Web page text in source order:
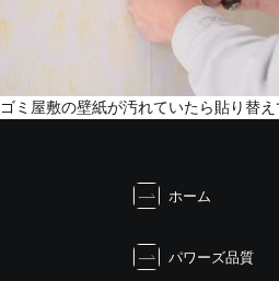
投
ゴミ屋敷の壁紙が汚れていたら貼り替え
ホーム
パワーズ品質